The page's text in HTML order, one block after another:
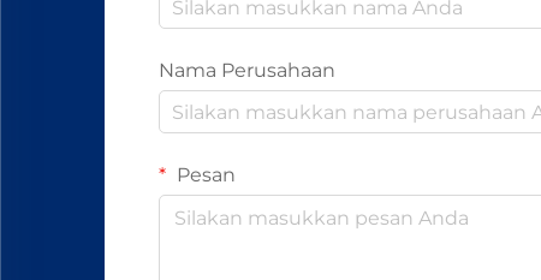
Nama Perusahaan
Pesan